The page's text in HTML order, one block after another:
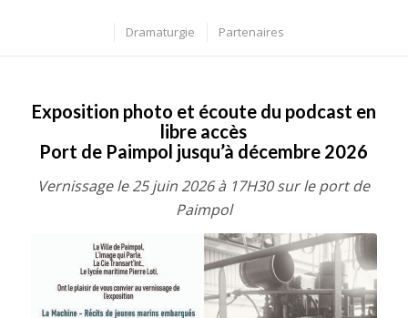
Dramaturgie Partenaires
Exposition photo et écoute du podcast en
libre accès
Port de Paimpol jusqu’à décembre 2026
Vernissage le 25 juin 2026 à 17H30 sur le port de
Paimpol